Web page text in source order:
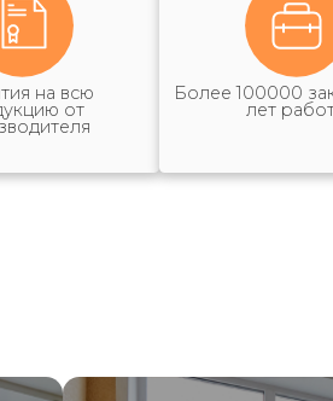
на всю
от
Более 100000
лет